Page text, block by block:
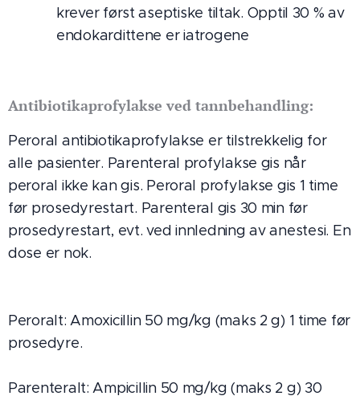
krever først aseptiske tiltak. Opptil 30 % av
endokardittene er iatrogene
Antibiotikaprofylakse ved tannbehandling:
Peroral antibiotikaprofylakse er tilstrekkelig for
alle pasienter. Parenteral profylakse gis når
peroral ikke kan gis. Peroral profylakse gis 1 time
før prosedyrestart. Parenteral gis 30 min før
prosedyrestart, evt. ved innledning av anestesi. En
dose er nok.
Peroralt: Amoxicillin 50 mg/kg (maks 2 g) 1 time før
prosedyre.
Parenteralt: Ampicillin 50 mg/kg (maks 2 g) 30